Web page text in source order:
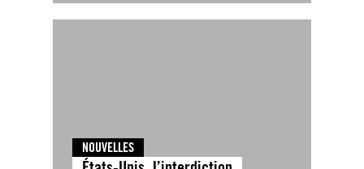
NOUVELLES